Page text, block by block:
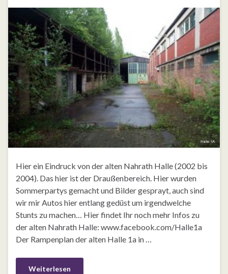
Hier ein Eindruck von der alten Nahrath Halle (2002 bis
2004). Das hier ist der Draußenbereich. Hier wurden
Sommerpartys gemacht und Bilder gesprayt, auch sind
wir mir Autos hier entlang gedüst um irgendwelche
Stunts zu machen… Hier findet Ihr noch mehr Infos zu
der alten Nahrath Halle: www.facebook.com/Halle1a
Der Rampenplan der alten Halle 1a in …
Weiterlesen